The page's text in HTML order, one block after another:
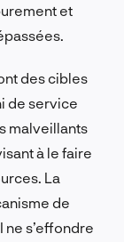
et
des cibles
de service
malveillants
à le faire
La
de
ne s’effondre